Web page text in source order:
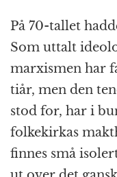
På 70-tallet
Som uttalt
marxismen har
tiår, men den
stod for, har i
folkekirkas
finnes små